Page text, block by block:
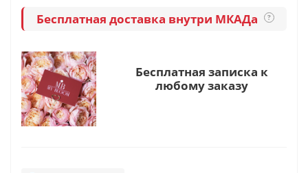
Бесплатная доставка внутри МКАДа ?
Бесплатная записка к
любому заказу